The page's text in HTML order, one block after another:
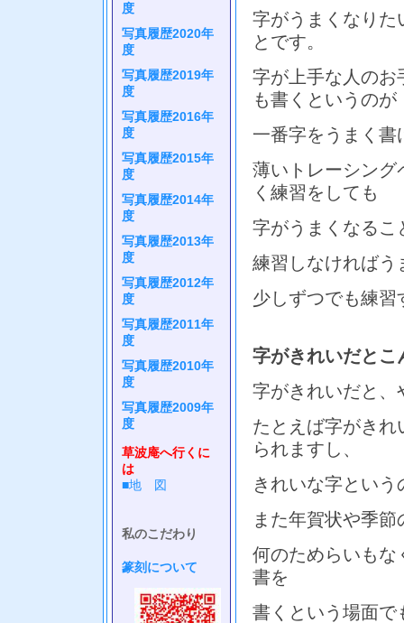
字がうまくなりた
とです。
字が上手な人のお
も書くというのが
一番字をうまく
薄いトレーシング
く練習をしても
字がうまくなるこ
練習しなければう
少しずつでも練習
字がきれいだと
字がきれいだと、
たとえば字がき
られますし、
きれいな字とい
また年賀状や季
何のためらいもな
書を
書くという場面で
度
写真履歴2020年
度
写真履歴2019年
度
写真履歴2016年
度
写真履歴2015年
度
写真履歴2014年
度
写真履歴2013年
度
写真履歴2012年
度
写真履歴2011年
度
写真履歴2010年
度
写真履歴2009年
度
草波庵へ行くに
は
■地 図
私のこだわり
篆刻について